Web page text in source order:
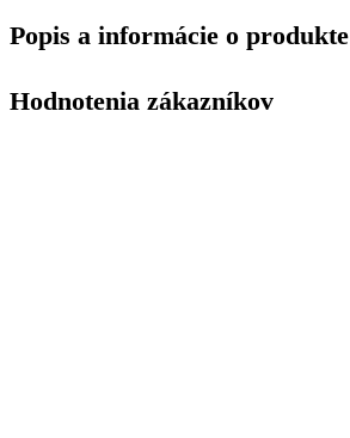
Popis a informácie o produkte
Hodnotenia zákazníkov